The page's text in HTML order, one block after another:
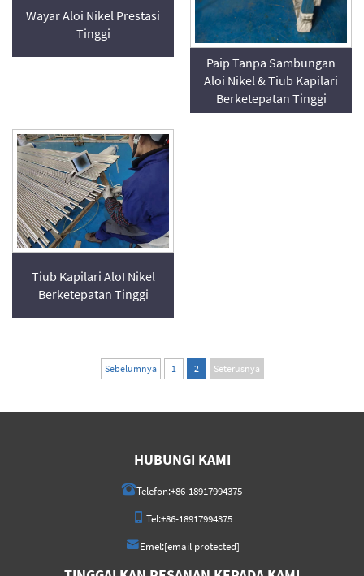
Wayar Aloi Nikel Prestasi
Tinggi
Paip Tanpa Sambungan
Aloi Nikel & Tiub Kapilari
Berketepatan Tinggi
Tiub Kapilari AloI Nikel
Berketepatan Tinggi
Sebelumnya 1 2 Seterusnya
HUBUNGI KAMI
Telefon:+86-18917994375
Tel:+86-18917994375
Emel:[email protected]